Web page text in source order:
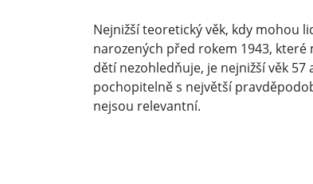
Nejnižší teoretický věk, kdy mohou
narozených před rokem 1943,
dětí nezohledňuje, je nejnižší věk
pochopitelně s největší
nejsou relevantní.